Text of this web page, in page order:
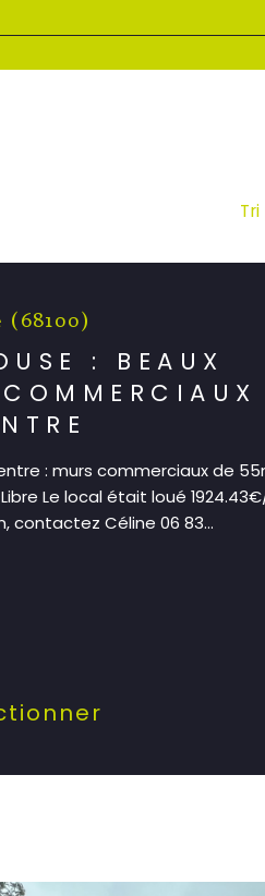
(68100)
: BEAUX
: murs commerciaux de
Le local était loué
contactez Céline 06 83...